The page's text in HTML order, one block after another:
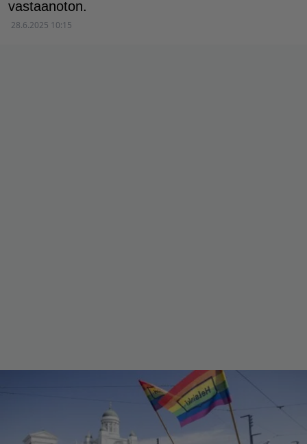
vastaanoton.
28.6.2025 10:15